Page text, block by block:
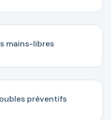
mains-libres
préventifs